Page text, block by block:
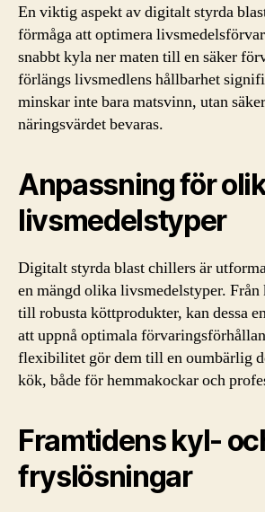
En viktig aspekt av digitalt styrda
förmåga att optimera
snabbt kyla ner maten till en säker
förlängs livsmedlens hållbarhet
minskar inte bara matsvinn, utan
näringsvärdet bevaras.
Anpassning för
livsmedelstyper
Digitalt styrda blast chillers är
en mängd olika livsmedelstyper.
till robusta köttprodukter, kan dessa
att uppnå optimala
flexibilitet gör dem till en oumbärlig
kök, både för hemmakockar och
Framtidens kyl-
fryslösningar